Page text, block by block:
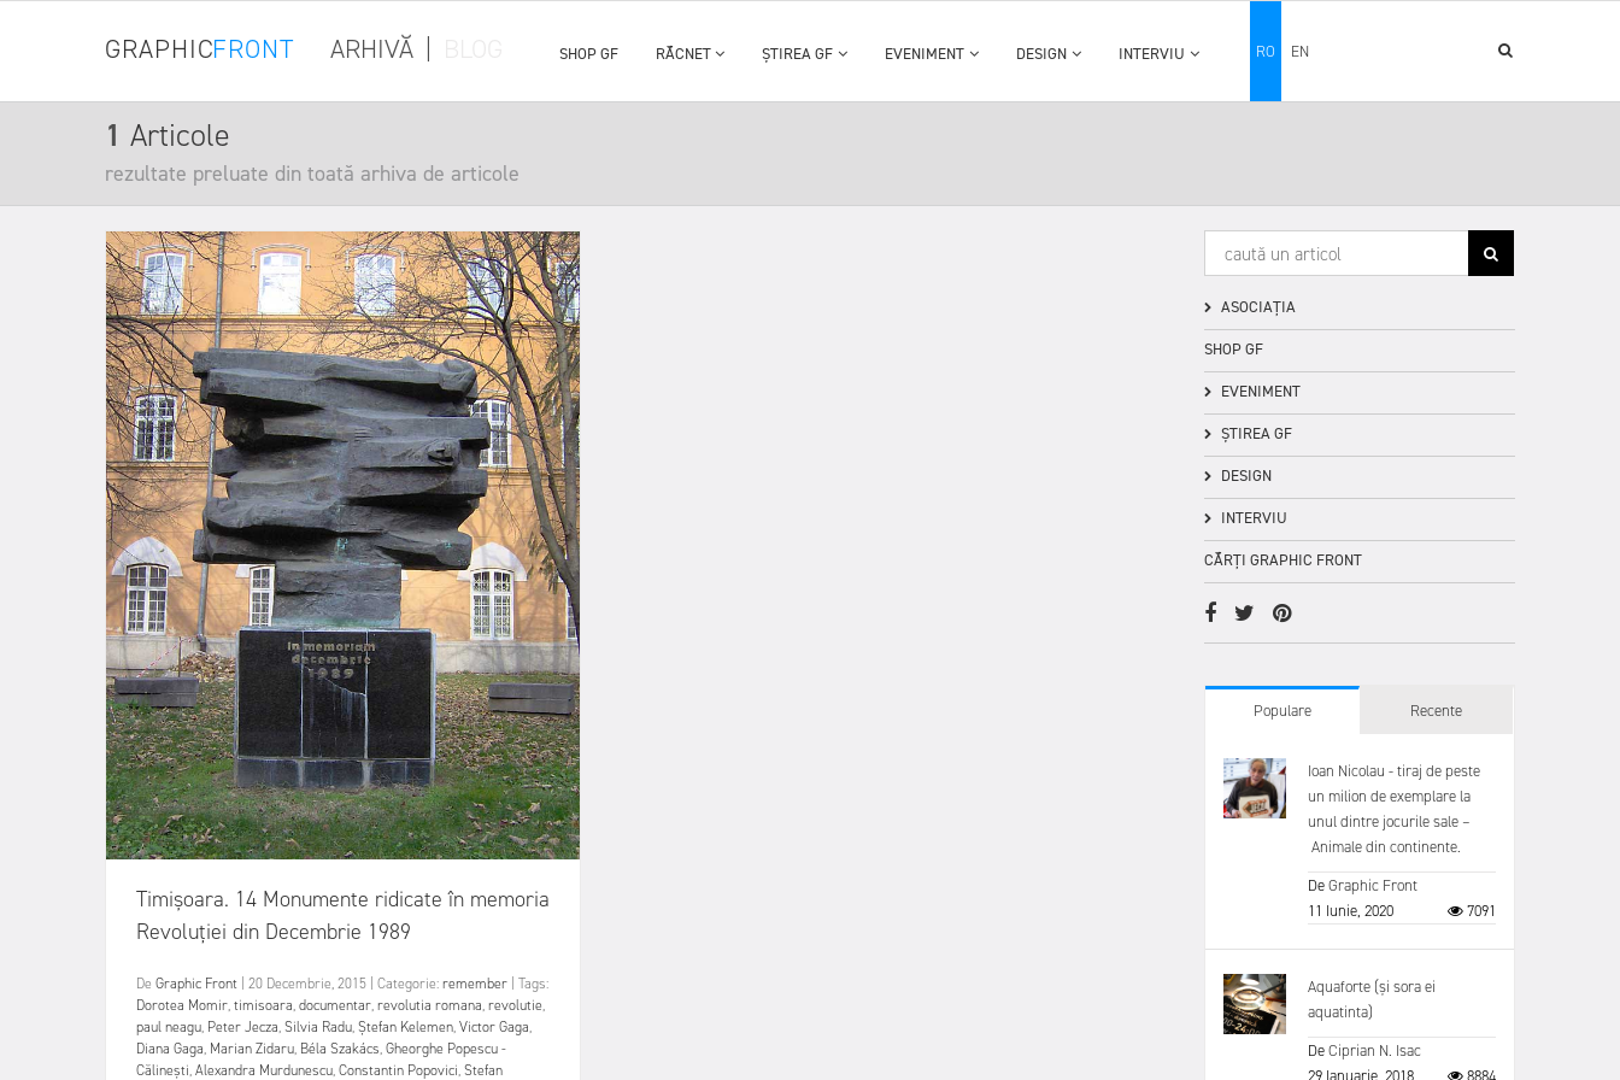
GRAPHICFRONT ARHIVĂ SHOP GF RĂCNET ȘTIREA GF EVENIMENT DESIGN INTERVIU RO EN
1 Articole
rezultate preluate din toată arhiva de articole
Timişoara. 14 Monumente ridicate în memoria
Revoluţiei din Decembrie 1989
De Graphic Front 20 Decembrie, 2015 Categorie:remember Tags:
Dorotea Momir,timisoara,documentar,revolutia romana,revolutie,
paul neagu, Peter Jecza,Silvia Radu,Ştefan Kelemen,Victor Gaga,
Diana Gaga, Marian Zidaru, Béla Szakács,Gheorghe Popescu -
Călineşti,Alexandra Murdunescu,Constantin Popovici,Stefan
ASOCIAȚIA
SHOP GF
EVENIMENT
ȘTIREA GF
DESIGN
INTERVIU
CĂRȚI GRAPHIC FRONT
Populare Recente
Ioan Nicolau - tiraj de peste
un milion de exemplare la
unul dintre jocurile sale –
Animale din continente.
DeGraphic Front
11 Iunie, 2020
7091
Aquaforte (și sora ei
aquatinta)
DeCiprian N. Isac
29 Ianuarie, 2018
8884